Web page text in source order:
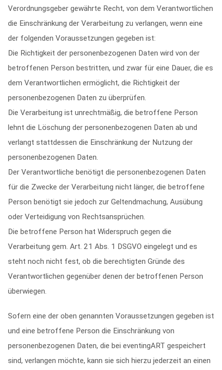
Verordnungsgeber gewährte Recht, von dem Verantwortlichen
die Einschränkung der Verarbeitung zu verlangen, wenn eine
der folgenden Voraussetzungen gegeben ist:
Die Richtigkeit der personenbezogenen Daten wird von der
betroffenen Person bestritten, und zwar für eine Dauer, die es
dem Verantwortlichen ermöglicht, die Richtigkeit der
personenbezogenen Daten zu überprüfen.
Die Verarbeitung ist unrechtmäßig, die betroffene Person
lehnt die Löschung der personenbezogenen Daten ab und
verlangt stattdessen die Einschränkung der Nutzung der
personenbezogenen Daten.
Der Verantwortliche benötigt die personenbezogenen Daten
für die Zwecke der Verarbeitung nicht länger, die betroffene
Person benötigt sie jedoch zur Geltendmachung, Ausübung
oder Verteidigung von Rechtsansprüchen.
Die betroffene Person hat Widerspruch gegen die
Verarbeitung gem. Art. 21 Abs. 1 DSGVO eingelegt und es
steht noch nicht fest, ob die berechtigten Gründe des
Verantwortlichen gegenüber denen der betroffenen Person
überwiegen.
Sofern eine der oben genannten Voraussetzungen gegeben ist
und eine betroffene Person die Einschränkung von
personenbezogenen Daten, die bei eventingART gespeichert
sind, verlangen möchte, kann sie sich hierzu jederzeit an einen